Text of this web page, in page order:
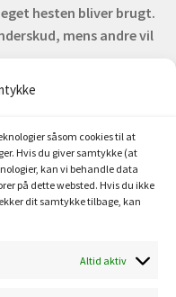
såsom cookies til at
Hvis du giver samtykke (at
kan vi behandle data
på dette websted. Hvis du ikke
dit samtykke tilbage, kan
Altid aktiv
hesten bliver brugt.
mens andre vil
704 772